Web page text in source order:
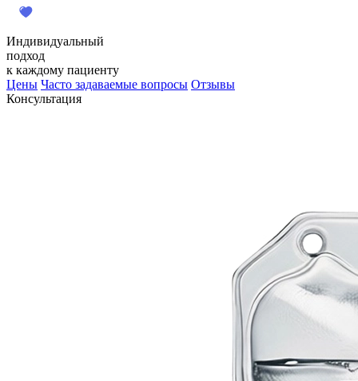
Индивидуальный
подход
к каждому пациенту
Цены Часто задаваемые вопросы Отзывы
Консультация